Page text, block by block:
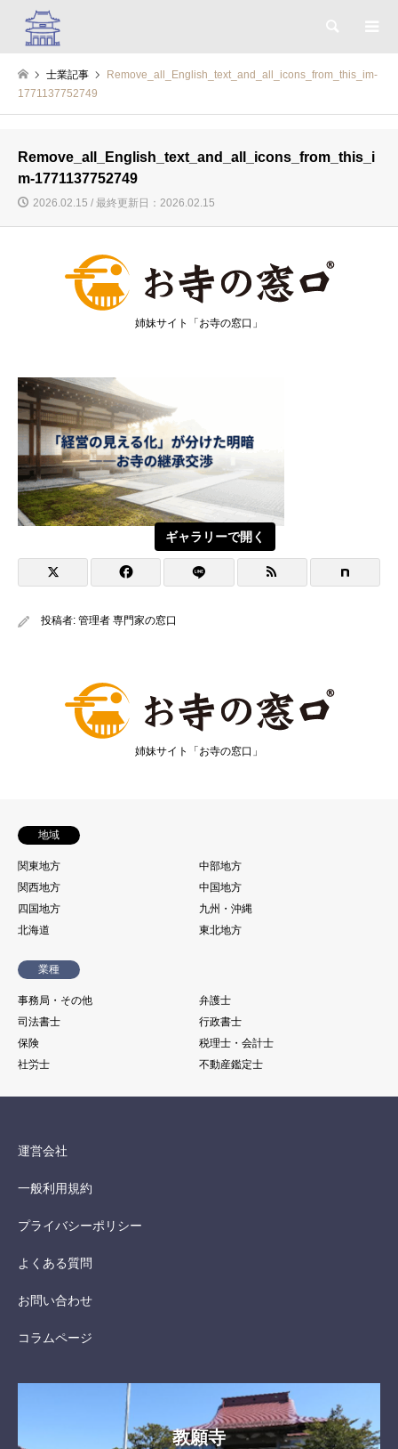
士業記事
Remove_all_English_text_and_all_icons_from_this_im-
1771137752749
Remove_all_English_text_and_all_icons_from_this_i
m-1771137752749
2026.02.15 / 最終更新日：2026.02.15
姉妹サイト「お寺の窓口」
ギャラリーで開く
投稿者: 管理者 専門家の窓口
姉妹サイト「お寺の窓口」
地域
関東地方
中部地方
関西地方
中国地方
四国地方
九州・沖縄
北海道
東北地方
業種
事務局・その他
弁護士
司法書士
行政書士
保険
税理士・会計士
社労士
不動産鑑定士
運営会社
一般利用規約
プライバシーポリシー
よくある質問
お問い合わせ
コラムページ
教願寺